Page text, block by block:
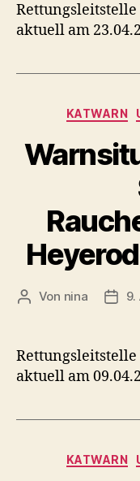
aktuell am
KATWARN
Beitragsautor
Von nina
aktuell am
KATWARN